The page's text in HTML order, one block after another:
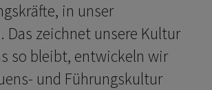
in unser
Das zeichnet unsere Kultur
so bleibt, entwickeln wir
und Führungskultur